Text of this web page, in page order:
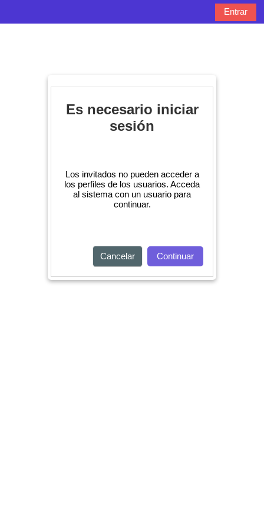
Entrar
Es necesario iniciar
sesión
Los invitados no pueden acceder a
los perfiles de los usuarios. Acceda
al sistema con un usuario para
continuar.
Cancelar Continuar